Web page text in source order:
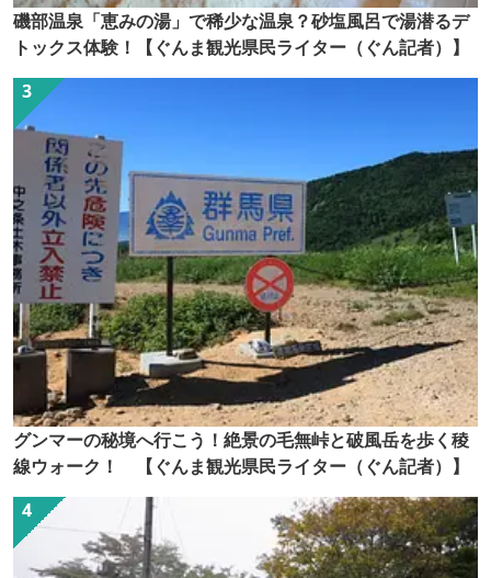
磯部温泉「恵みの湯」で稀少な温泉？砂塩風呂で湯潜るデ
トックス体験！【ぐんま観光県民ライター（ぐん記者）】
グンマーの秘境へ行こう！絶景の毛無峠と破風岳を歩く稜
線ウォーク！ 【ぐんま観光県民ライター（ぐん記者）】